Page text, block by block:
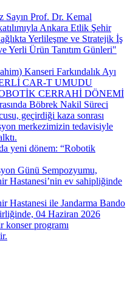
Sayın Prof. Dr. Kemal
Ankara Etlik Şehir
Yerlileşme ve Stratejik İş
Yerli Ürün Tanıtım Günleri"
Kanseri Farkındalık Ayı
CAR-T UMUDU
CERRAHİ DÖNEMİ
Böbrek Nakil Süreci
geçirdiği kaza sonrası
merkezimizin tedavisiyle
yeni dönem: “Robotik
Günü Sempozyumu,
Hastanesi’nin ev sahipliğinde
Hastanesi ile Jandarma Bando
04 Haziran 2026
konser programı